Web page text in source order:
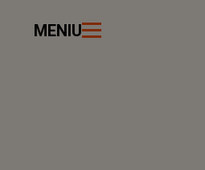
MENIU